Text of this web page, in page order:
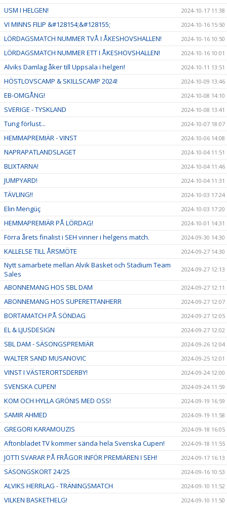
USM I HELGEN!
2024-10-17 11:38
VI MINNS FILIP &#128154;&#128155; 2024-10-16 15:50
LÖRDAGSMATCH NUMMER TVÅ I ÅKESHOVSHALLEN! 2024-10-16 10:50
LÖRDAGSMATCH NUMMER ETT I ÅKESHOVSHALLEN! 2024-10-16 10:01
Alviks Damlag åker till Uppsala i helgen! 2024-10-11 13:51
HÖSTLOVSCAMP & SKILLSCAMP 2024! 2024-10-09 13:46
EB-OMGÅNG! 2024-10-08 14:10
SVERIGE - TYSKLAND 2024-10-08 13:41
Tung förlust... 2024-10-07 18:07
HEMMAPREMIÄR - VINST 2024-10-06 14:08
NAPRAPATLANDSLAGET 2024-10-04 11:51
BLIXTARNA! 2024-10-04 11:46
JUMPYARD! 2024-10-04 11:31
TÄVLING!! 2024-10-03 17:24
Elin Mengüç 2024-10-03 17:20
HEMMAPREMIÄR PÅ LÖRDAG! 2024-10-01 14:31
Förra årets finalist i SEH vinner i helgens match. 2024-09-30 14:30
KALLELSE TILL ÅRSMÖTE 2024-09-27 14:30
Nytt samarbete mellan Alvik Basket och Stadium Team
Sales
2024-09-27 12:13
ABONNEMANG HOS SBL DAM 2024-09-27 12:11
ABONNEMANG HOS SUPERETTANHERR 2024-09-27 12:07
BORTAMATCH PÅ SÖNDAG 2024-09-27 12:05
EL & LJUSDESIGN 2024-09-27 12:02
SBL DAM - SÄSONGSPREMIÄR 2024-09-26 12:04
WALTER SAND MUSANOVIC 2024-09-25 12:01
VINST I VÄSTERORTSDERBY! 2024-09-24 12:00
SVENSKA CUPEN! 2024-09-24 11:59
KOM OCH HYLLA GRÖNIS MED OSS! 2024-09-19 16:59
SAMIR AHMED 2024-09-19 11:58
GREGORI KARAMOUZIS 2024-09-18 16:05
Aftonbladet TV kommer sända hela Svenska Cupen! 2024-09-18 11:55
JOTTI SVARAR PÅ FRÅGOR INFÖR PREMIÄREN I SEH! 2024-09-17 16:13
SÄSONGSKORT 24/25 2024-09-16 10:53
ALVIKS HERRLAG - TRÄNINGSMATCH 2024-09-10 11:52
VILKEN BASKETHELG! 2024-09-10 11:50